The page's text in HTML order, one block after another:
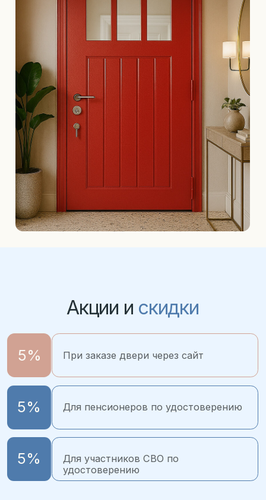
рекомендуют нас
на рынке
Эксплуатационные характеристики наших
дверей одни из самых конкурентных —
клиенты отмечают хорошую тепло-
и звукоизоляцию, плотное закрывание
и хорошую работу замков на протяжении
многих лет.
Наши двери отличаются от дверей других
производителей безупречным качеством
за счёт современной технологии
изготовления и мониторинга на каждом
этапе производства.
Завод-изготовитель входных металлических
дверей находится в городе Клин Московской
области и работает с 1995 года. За это время
из самых востребованных на рынке.
99% клиентов
30 лет
Все обзоры →
Видео обзорыдверей